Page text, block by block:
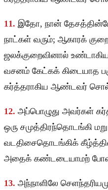
11. இதோ, நான்
நாட்கள் வரும்; ஆகாரக்
ஜலக்குறைவினால்
வசனம் கேட்கக் கிடையாத
கர்த்தராகிய ஆண்டவர்
12. அப்பொழுது அவர்கள்
ஒரு சமுத்திரந்தொடங்கி மறு
வடதிசைதொடங்கிக்
அதைக் கண்டடையாமற்
13. அந்நாளிலே